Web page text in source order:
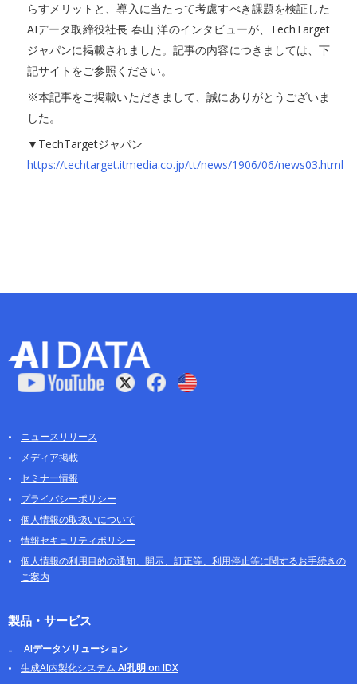
らすメリットと、導入に当たって考慮すべき課題を検証した
AIデータ取締役社長 春山 洋のインタビューが、TechTarget
ジャパンに掲載されました。記事の内容につきましては、下
記サイトをご参照ください。
※本記事をご掲載いただきまして、誠にありがとうございま
した。
▼TechTargetジャパン
https://techtarget.itmedia.co.jp/tt/news/1906/06/news03.html
ニュースリリース
メディア掲載
セミナー情報
プライバシーポリシー
個人情報の取扱いについて
情報セキュリティポリシー
個人情報の利用目的の通知、開示、訂正等、利用停止等に関するお手続きの
ご案内
製品・サービス
AIデータソリューション
生成AI内製化システム AI孔明 on IDX